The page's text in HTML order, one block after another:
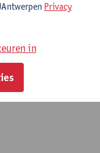
Privacy
in